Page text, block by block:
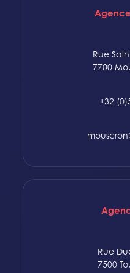
Rue
7700
+32
Rue
7500